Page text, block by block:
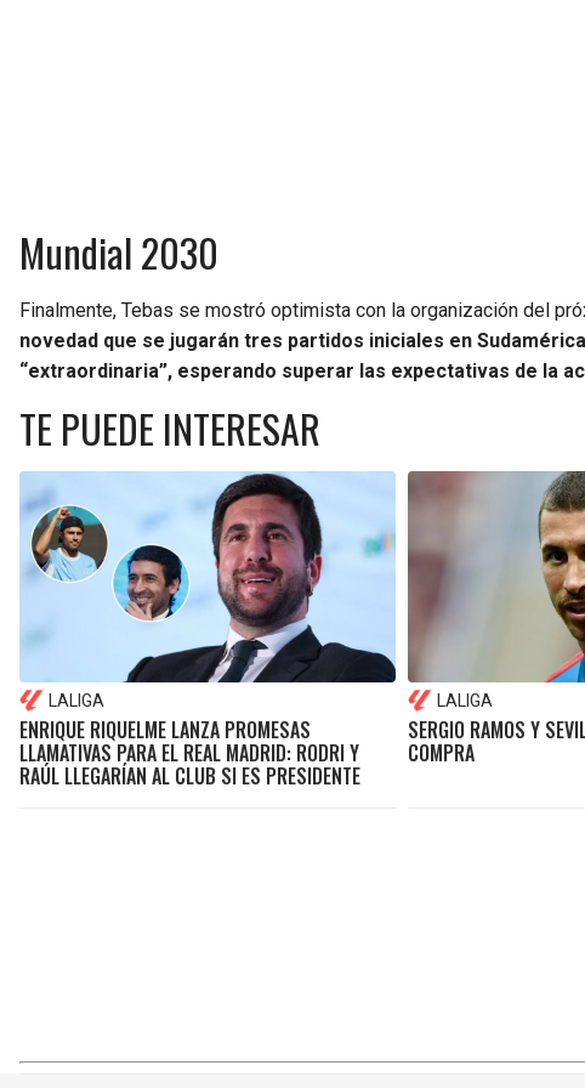
Mundial 2030
Finalmente, Tebas se mostró optimista con la organización del
novedad que se jugarán tres partidos iniciales en
“extraordinaria”, esperando superar las expectativas de la
TE PUEDE INTERESAR
LALIGA
ENRIQUE RIQUELME LANZA PROMESAS
LLAMATIVAS PARA EL REAL MADRID: RODRI Y
RAÚL LLEGARÍAN AL CLUB SI ES PRESIDENTE
LALIGA
SERGIO RAMOS Y
COMPRA